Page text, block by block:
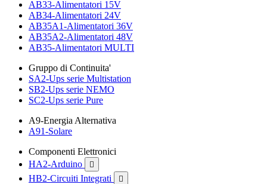
AB33-Alimentatori 15V
AB34-Alimentatori 24V
AB35A1-Alimentatori 36V
AB35A2-Alimentatori 48V
AB35-Alimentatori MULTI
Gruppo di Continuita'
SA2-Ups serie Multistation
SB2-Ups serie NEMO
SC2-Ups serie Pure
A9-Energia Alternativa
A91-Solare
Componenti Elettronici
HA2-Arduino

HB2-Circuiti Integrati 